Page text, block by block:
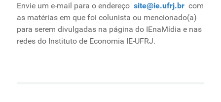
Ministério da Agricultura, Pecuária e Abastecimento
Ministério da Educação
Ministério da Cidadania
Envie um e-mail para o endereço site@ie.ufrj.br com
as matérias em que foi colunista ou mencionado(a)
para serem divulgadas na página do IEnaMídia e nas
redes do Instituto de Economia IE-UFRJ.